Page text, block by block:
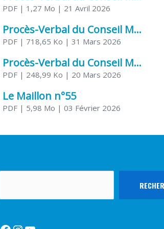
PDF | 1,27 Mo | 21 Avril 2026
Procès-Verbal du Conseil Municipal du 31 mars 2026
PDF | 718,65 Ko | 31 Mars 2026
Procès-Verbal du Conseil Municipal du 20 mars 2026
PDF | 248,99 Ko | 20 Mars 2026
Le Maillon n°55
PDF | 5,98 Mo | 03 Février 2026